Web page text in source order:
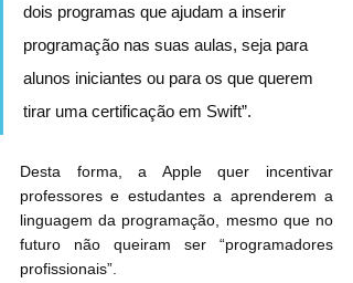
dois programas que ajudam a inserir
programação nas suas aulas, seja para
alunos iniciantes ou para os que querem
tirar uma certificação em Swift”.
Desta forma, a Apple quer incentivar
professores e estudantes a aprenderem a
linguagem da programação, mesmo que no
futuro não queiram ser “programadores
profissionais”.